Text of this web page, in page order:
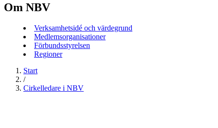
Om NBV
Verksamhetsidé och värdegrund
Medlemsorganisationer
Förbundsstyrelsen
Regioner
Start
/
Cirkelledare i NBV